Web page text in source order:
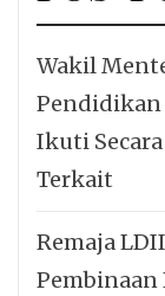
Wakil
Pendidikan
Ikuti
Terkait
Remaja